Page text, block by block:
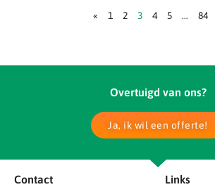
« 1 2 3 4 5 … 84
Overtuigd van ons?
Ja, ik wil een offerte!
Contact Links